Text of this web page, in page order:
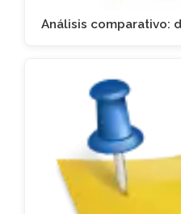
Análisis comparativo: